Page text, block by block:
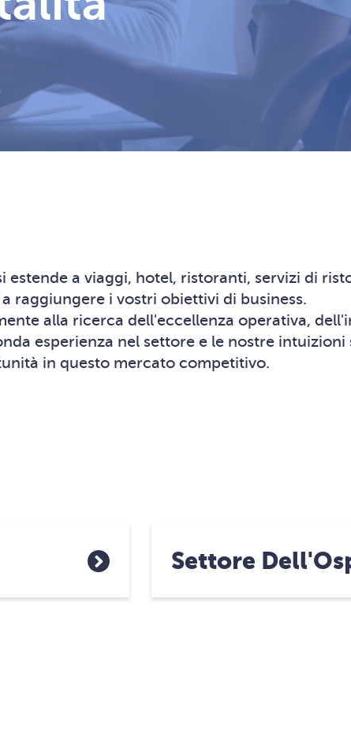
estende a viaggi, hotel, ristoranti, servizi di
raggiungere i vostri obiettivi di business.
alla ricerca dell'eccellenza operativa,
esperienza nel settore e le nostre
in questo mercato competitivo.
Settore